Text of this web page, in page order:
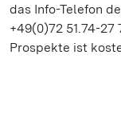
das Info-Telefon
+49(0)72 51.74-
Prospekte ist